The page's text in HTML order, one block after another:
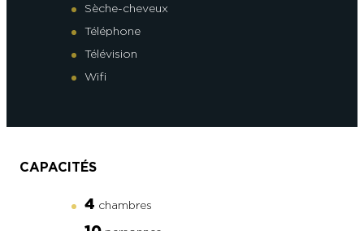
Sèche-cheveux
Téléphone
Télévision
Wifi
CAPACITÉS
4 chambres